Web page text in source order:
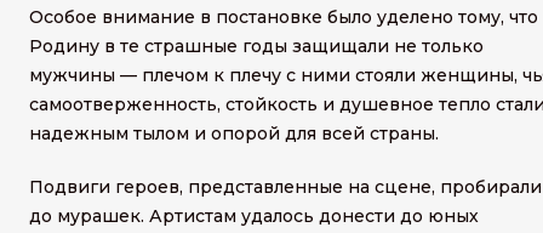
Особое внимание в постановке было уделено тому, что
Родину в те страшные годы защищали не только
мужчины — плечом к плечу с ними стояли женщины,
самоотверженность, стойкость и душевное тепло
надежным тылом и опорой для всей страны.
Подвиги героев, представленные на сцене, пробирали
до мурашек. Артистам удалось донести до юных